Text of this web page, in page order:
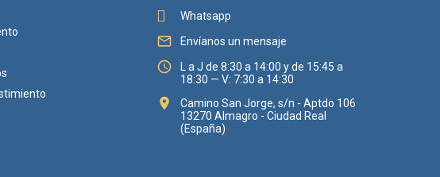
Whatsapp
 Envíanos un mensaje

L a J de 8:30 a 14:00 y de 15:45 a
18:30 — V: 7:30 a 14:30

Camino San Jorge, s/n - Aptdo 106
13270 Almagro - Ciudad Real
(España)